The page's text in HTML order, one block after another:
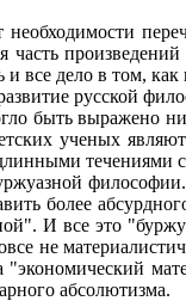
часть
все дело в том,
русской
быть выражено
ученых
течениями
более
И все это
не
абсолютизма.